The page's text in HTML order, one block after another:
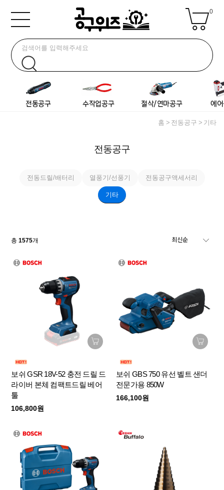
0
홈 전동공구 기타
전동공구
전동드릴/배터리 열풍기/선풍기 전동공구액세서리
기타
총1575개
보쉬 GSR 18V-52 충전 드릴 드
라이버 본체 컴팩트드릴 베어
툴
106,800원
보쉬 GBS 750 유선 벨트 샌더
전문가용 850W
166,100원